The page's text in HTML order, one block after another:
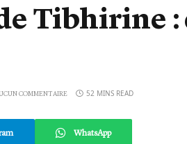
Tibhirine :
COMMENTAIRE 52 MINS READ
WhatsApp